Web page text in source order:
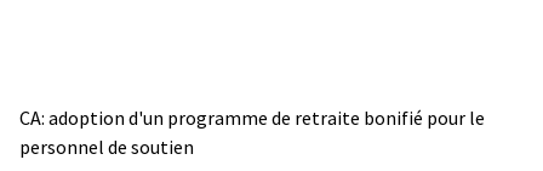
CA: adoption d'un programme de retraite bonifié pour le
personnel de soutien